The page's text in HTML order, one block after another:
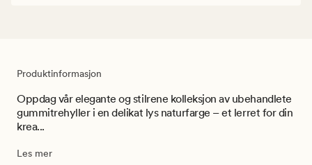
Produktinformasjon
Oppdag vår elegante og stilrene kolleksjon av ubehandlete
gummitrehyller i en delikat lys naturfarge – et lerret for din
krea...
Les mer